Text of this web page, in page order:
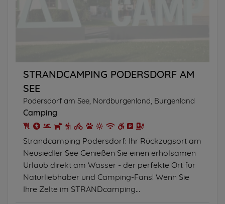
STRANDCAMPING PODERSDORF AM
SEE
Podersdorf am See, Nordburgenland, Burgenland
Camping
Strandcamping Podersdorf: Ihr Rückzugsort am
Neusiedler See Genießen Sie einen erholsamen
Urlaub direkt am Wasser - der perfekte Ort für
Naturliebhaber und Camping-Fans! Wenn Sie
Ihre Zelte im STRANDcamping...